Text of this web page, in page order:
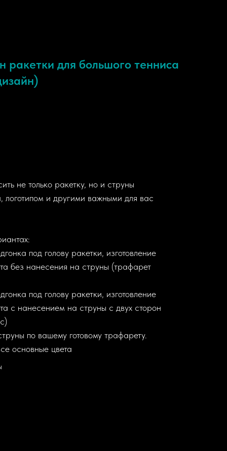
ракетки для большого тенниса
не только ракетку, но и струны
и другими важными для вас
под голову ракетки, изготовление
без нанесения на струны (трафарет
под голову ракетки, изготовление
с нанесением на струны с двух сторон
по вашему готовому трафарету.
основные цвета